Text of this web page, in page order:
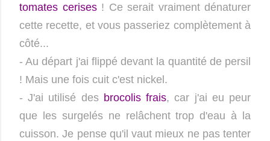
tomates cerises! Ce serait vraiment dénaturer
cette recette, et vous passeriez complètement à
côté...
- Au départ j'ai flippé devant la quantité de persil
! Mais une fois cuit c'est nickel.
- J'ai utilisé des brocolis frais, car j'ai eu peur
que les surgelés ne relâchent trop d'eau à la
cuisson. Je pense qu'il vaut mieux ne pas tenter